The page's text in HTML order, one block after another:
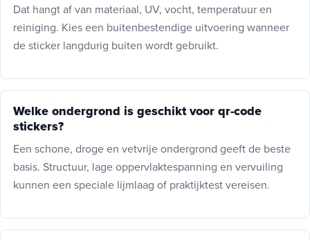
Dat hangt af van materiaal, UV, vocht, temperatuur en
reiniging. Kies een buitenbestendige uitvoering wanneer
de sticker langdurig buiten wordt gebruikt.
Welke ondergrond is geschikt voor qr-code
stickers?
Een schone, droge en vetvrije ondergrond geeft de beste
basis. Structuur, lage oppervlaktespanning en vervuiling
kunnen een speciale lijmlaag of praktijktest vereisen.